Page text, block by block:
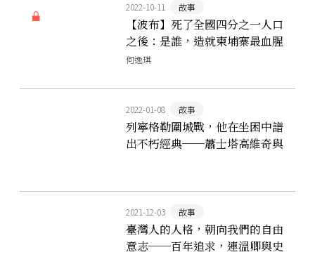
2022-10-11 故事
【波布】死了全國四分之一人口
之後：是誰，造就柬埔寨最血腥
的一場噩夢？
何逸琪
2022-01-08 故事
列寧格勒圍城戰，他在坐困中譜
出不朽經典──蕭士塔高維奇與
2021-12-03 故事
臺灣人的人格，朝向我們的自由
意志──百年追求，連溫卿與史